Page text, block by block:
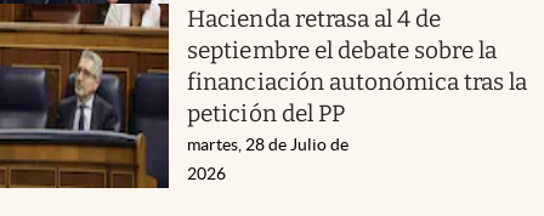
Hacienda retrasa al 4 de
septiembre el debate sobre la
financiación autonómica tras la
petición del PP
martes, 28 de Julio de
2026